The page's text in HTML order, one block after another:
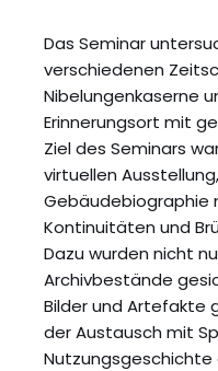
Das Seminar
verschiedenen
Nibelungenkaserne
Erinnerungsort mit
Ziel des Seminars
virtuellen
Gebäudebiographie
Kontinuitäten und
Dazu wurden nicht
Archivbestände
Bilder und Artefakte
der Austausch mit
Nutzungsgeschichte